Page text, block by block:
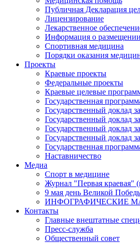
Публичная Декларация
Лицензирование
Лекарственное
Информация о размещении
Спортивная медицина
Порядки оказания
Проекты
Краевые проекты
Федеральные проекты
Краевые целевые
Государственная
Государственный доклад
Государственный доклад
Государственный доклад
Государственный доклад
Государственная
Наставничество
Медиа
Спорт в медицине
Журнал "Первая краевая"
9 мая день Великой
ИНФОГРАФИЧЕСКИЕ
Контакты
Главные внештатные
Пресс-служба
Общественный совет